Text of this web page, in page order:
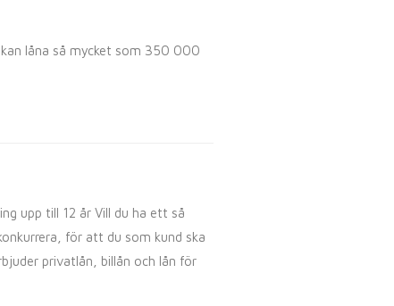
låna så mycket som 350 000
upp till 12 år Vill du ha ett så
för att du som kund ska
privatlån, billån och lån för